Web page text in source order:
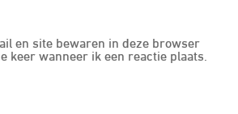
en site bewaren in deze browser
keer wanneer ik een reactie plaats.